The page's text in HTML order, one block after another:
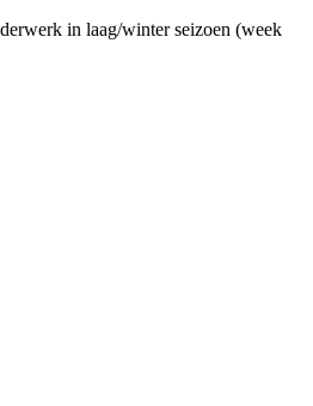
in laag/winter seizoen (week